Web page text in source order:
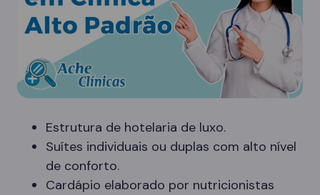
Estrutura de hotelaria de luxo.
Suítes individuais ou duplas com alto nível
de conforto.
Cardápio elaborado por nutricionistas